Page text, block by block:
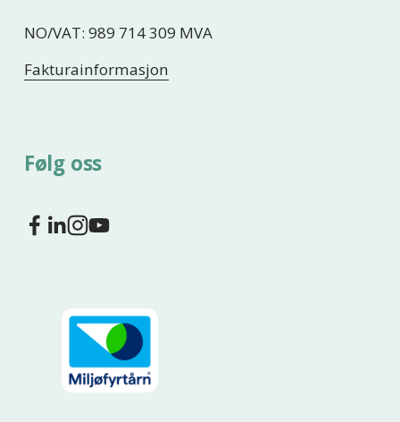
NO/VAT: 989 714 309 MVA
Fakturainformasjon
Følg oss